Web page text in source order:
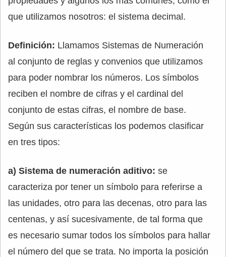
que utilizamos nosotros: el sistema decimal.
Definición: Llamamos Sistemas de Numeración
al conjunto de reglas y convenios que utilizamos
para poder nombrar los números. Los símbolos
reciben el nombre de cifras y el cardinal del
conjunto de estas cifras, el nombre de base.
Según sus características los podemos clasificar
en tres tipos:
a) Sistema de numeración aditivo: se
caracteriza por tener un símbolo para referirse a
las unidades, otro para las decenas, otro para las
centenas, y así sucesivamente, de tal forma que
es necesario sumar todos los símbolos para hallar
el número del que se trata. No importa la posición